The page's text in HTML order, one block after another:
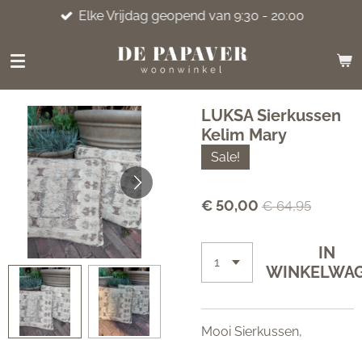
naar
hoofdinhoud
Elke Vrijdag geopend van 9:30 - 20:00
LUKSA Sierkussen
Kelim Mary
Sale!
€ 50,00 € 64,95
IN
Mooi Sierkussen,